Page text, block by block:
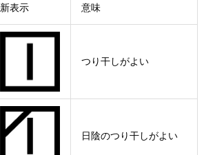
新表示 意味
つり干しがよい
日陰のつり干しがよい